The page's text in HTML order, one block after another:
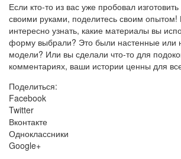
Если кто-то из вас уже пробовал
своими руками, поделитесь своим
интересно узнать, какие материалы вы
форму выбрали? Это были настенные или
модели? Или вы сделали что-то для
комментариях, ваши истории ценны для
Поделиться:
Facebook
Twitter
Вконтакте
Одноклассники
Google+